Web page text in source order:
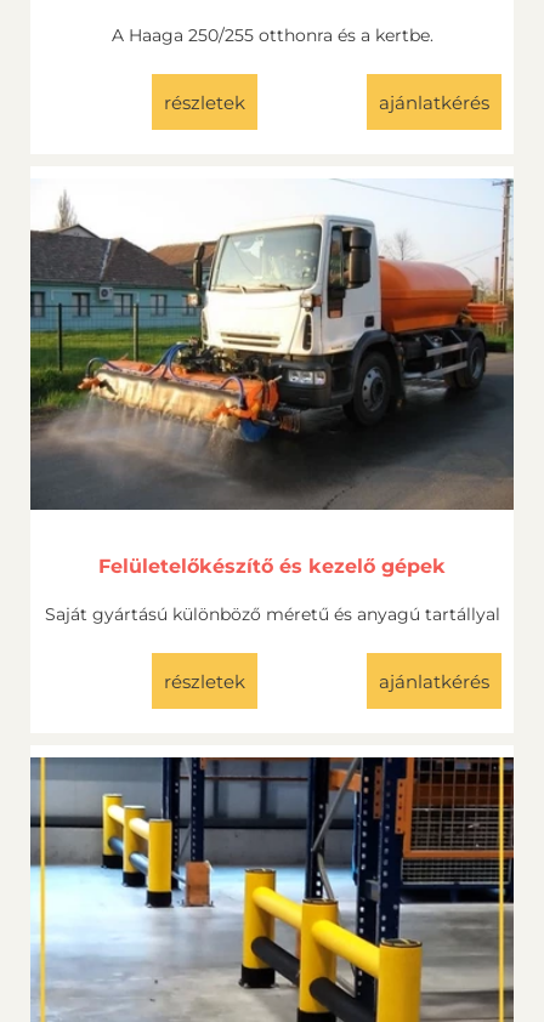
A Haaga 250/255 otthonra és a kertbe.
részletek ajánlatkérés
Felületelőkészítő és kezelő gépek
Saját gyártású különböző méretű és anyagú tartállyal
részletek ajánlatkérés